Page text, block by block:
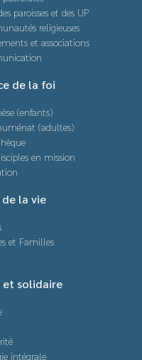
paroisses et des UP
religieuses
et associations
de la foi
(enfants)
(adultes)
en mission
de la vie
et Familles
et solidaire
intégrale